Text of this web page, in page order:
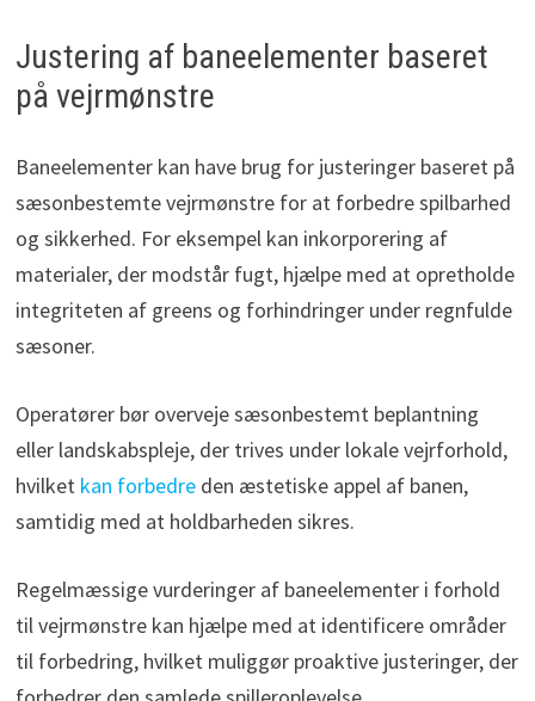
Justering af baneelementer baseret
på vejrmønstre
Baneelementer kan have brug for justeringer baseret på
sæsonbestemte vejrmønstre for at forbedre spilbarhed
og sikkerhed. For eksempel kan inkorporering af
materialer, der modstår fugt, hjælpe med at opretholde
integriteten af greens og forhindringer under regnfulde
sæsoner.
Operatører bør overveje sæsonbestemt beplantning
eller landskabspleje, der trives under lokale vejrforhold,
hvilket kan forbedreden æstetiske appel af banen,
samtidig med at holdbarheden sikres.
Regelmæssige vurderinger af baneelementer i forhold
til vejrmønstre kan hjælpe med at identificere områder
til forbedring, hvilket muliggør proaktive justeringer, der